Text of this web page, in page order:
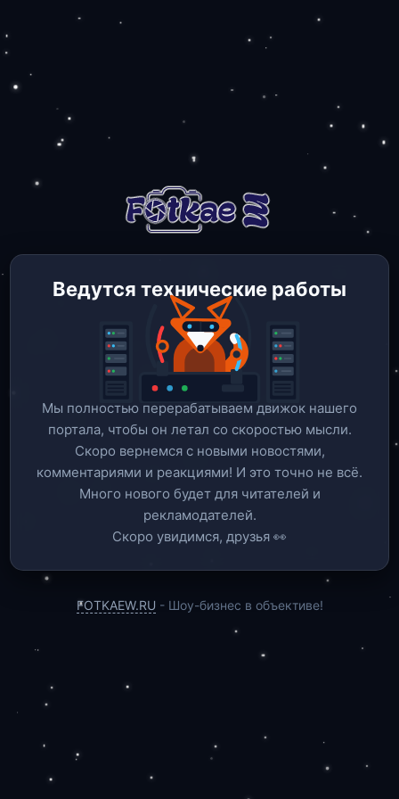
Ведутся технические работы
Мы полностью перерабатываем движок нашего
портала, чтобы он летал со скоростью мысли.
Скоро вернемся c новыми новостями,
комментариями и реакциями! И это точно не всё.
Много нового будет для читателей и
рекламодателей.
Скоро увидимся, друзья 👀
FOTKAEW.RU - Шоу-бизнес в объективе!